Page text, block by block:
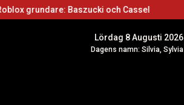
Baszucki och Cassel
Lördag 8 Augusti 2026
Dagens namn: Silvia, Sylvia